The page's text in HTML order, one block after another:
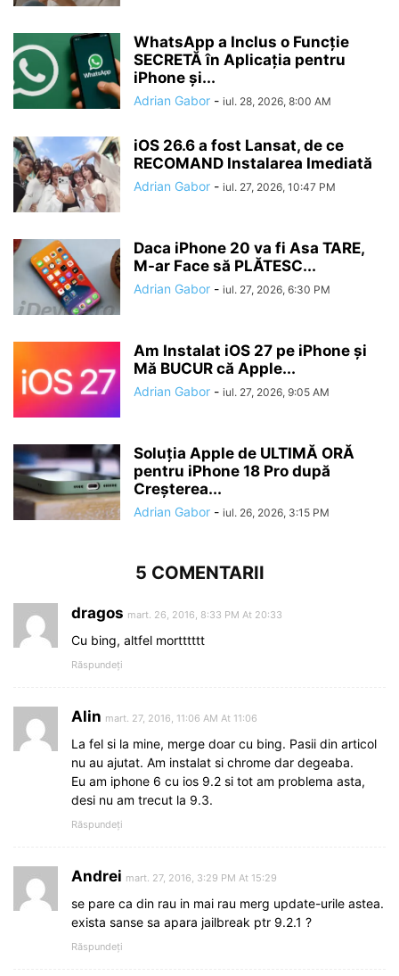
WhatsApp a Inclus o Funcție
SECRETĂ în Aplicația pentru
iPhone și...
Adrian Gabor - iul. 28, 2026, 8:00 AM
iOS 26.6 a fost Lansat, de ce
RECOMAND Instalarea Imediată
Adrian Gabor - iul. 27, 2026, 10:47 PM
Daca iPhone 20 va fi Asa TARE,
M-ar Face să PLĂTESC...
Adrian Gabor - iul. 27, 2026, 6:30 PM
Am Instalat iOS 27 pe iPhone și
Mă BUCUR că Apple...
Adrian Gabor - iul. 27, 2026, 9:05 AM
Soluția Apple de ULTIMĂ ORĂ
pentru iPhone 18 Pro după
Creșterea...
Adrian Gabor - iul. 26, 2026, 3:15 PM
5 COMENTARII
dragos mart. 26, 2016, 8:33 PM At 20:33
Cu bing, altfel mortttttt
Răspundeți
Alin mart. 27, 2016, 11:06 AM At 11:06
La fel si la mine, merge doar cu bing. Pasii din articol
nu au ajutat. Am instalat si chrome dar degeaba.
Eu am iphone 6 cu ios 9.2 si tot am problema asta,
desi nu am trecut la 9.3.
Răspundeți
Andrei mart. 27, 2016, 3:29 PM At 15:29
se pare ca din rau in mai rau merg update-urile astea.
exista sanse sa apara jailbreak ptr 9.2.1 ?
Răspundeți